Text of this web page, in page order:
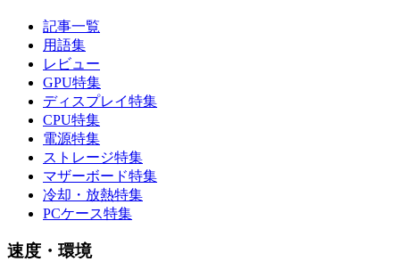
記事一覧
用語集
レビュー
GPU特集
ディスプレイ特集
CPU特集
電源特集
ストレージ特集
マザーボード特集
冷却・放熱特集
PCケース特集
速度・環境